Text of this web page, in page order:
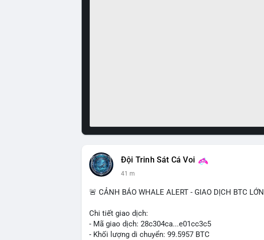
Đội Trinh Sát Cá Voi
41 m
🚨 CẢNH BÁO WHALE ALERT - GIAO DỊCH BTC LỚN
Chi tiết giao dịch:
- Mã giao dịch: 28c304ca...e01cc3c5
- Khối lượng di chuyển: 99.5957 BTC